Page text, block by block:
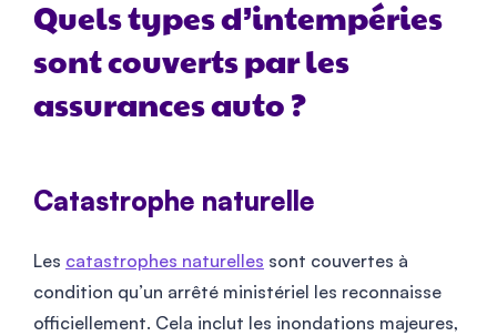
Quels types d’intempéries
sont couverts par les
assurances auto ?
Catastrophe naturelle
Les catastrophes naturelles sont couvertes à
condition qu’un arrêté ministériel les reconnaisse
officiellement. Cela inclut les inondations majeures,